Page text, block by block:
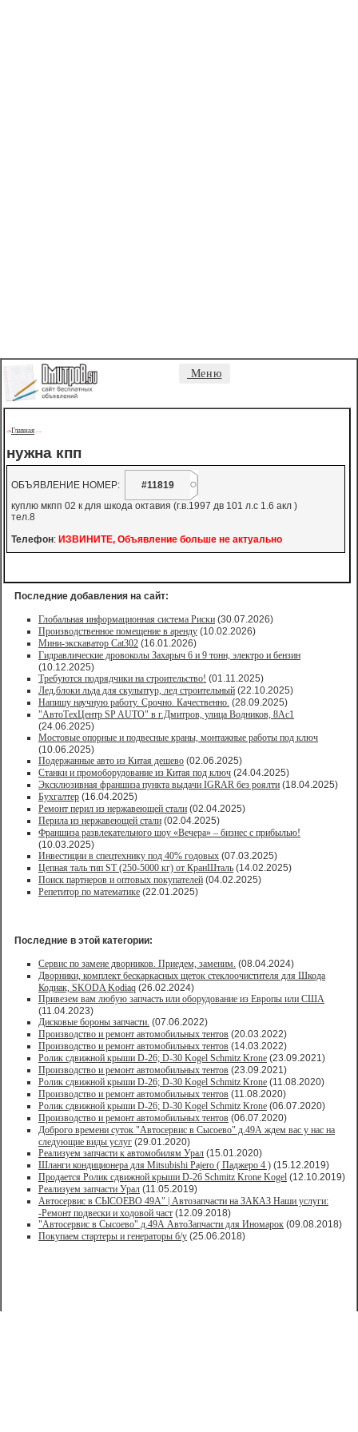
Меню
->Главная - -
нужна кпп
ОБЪЯВЛЕНИЕ НОМЕР:
#11819
куплю мкпп 02 к для шкода октавия (г.в.1997 дв 101 л.с 1.6 акл )
тел.8
Телефон: ИЗВИНИТЕ, Объявление больше не актуально
Последние добавления на сайт:
Глобальная информационная система Риски (30.07.2026)
Производственное помещение в аренду (10.02.2026)
Мини-экскаватор Cat302 (16.01.2026)
Гидравлические дровоколы Захарыч 6 и 9 тонн, электро и бензин
(10.12.2025)
Требуются подрядчики на строительство! (01.11.2025)
Лед,блоки льда для скульптур, лед строительный (22.10.2025)
Напишу научную работу. Срочно. Качественно. (28.09.2025)
"АвтоТехЦентр SP AUTO" в г.Дмитров, улица Водников, 8Ас1
(24.06.2025)
Мостовые опорные и подвесные краны, монтажные работы под ключ
(10.06.2025)
Подержанные авто из Китая дешево (02.06.2025)
Станки и промоборудование из Китая под ключ (24.04.2025)
Эксклюзивная франшиза пункта выдачи IGRAR без роялти (18.04.2025)
Бухгалтер (16.04.2025)
Ремонт перил из нержавеющей стали (02.04.2025)
Перила из нержавеющей стали (02.04.2025)
Франшиза развлекательного шоу «Вечера» – бизнес с прибылью!
(10.03.2025)
Инвестиции в спецтехнику под 40% годовых (07.03.2025)
Цепная таль тип ST (250-5000 кг) от КранШталь (14.02.2025)
Поиск партнеров и оптовых покупателей (04.02.2025)
Репетитор по математике (22.01.2025)
Последние в этой категории:
Сервис по замене дворников. Приедем, заменим. (08.04.2024)
Дворники, комплект бескаркасных щеток стеклоочистителя для Шкода
Кодиак, SKODA Kodiaq (26.02.2024)
Привезем вам любую запчасть или оборудование из Европы или США
(11.04.2023)
Дисковые бороны запчасти. (07.06.2022)
Производство и ремонт автомобильных тентов (20.03.2022)
Производство и ремонт автомобильных тентов (14.03.2022)
Ролик сдвижной крыши D-26; D-30 Kogel Schmitz Krone (23.09.2021)
Производство и ремонт автомобильных тентов (23.09.2021)
Ролик сдвижной крыши D-26; D-30 Kogel Schmitz Krone (11.08.2020)
Производство и ремонт автомобильных тентов (11.08.2020)
Ролик сдвижной крыши D-26; D-30 Kogel Schmitz Krone (06.07.2020)
Производство и ремонт автомобильных тентов (06.07.2020)
Доброго времени суток "Автосервис в Сысоево" д.49А ждем вас у нас на
следующие виды услуг (29.01.2020)
Реализуем запчасти к автомобилям Урал (15.01.2020)
Шланги кондиционера для Mitsubishi Pajero ( Паджеро 4 ) (15.12.2019)
Продается Ролик сдвижной крыши D-26 Schmitz Krone Kogel (12.10.2019)
Реализуем запчасти Урал (11.05.2019)
Автосервис в СЫСОЕВО 49А" | Автозапчасти на ЗАКАЗ Наши услуги:
-Ремонт подвески и ходовой част (12.09.2018)
"Автосервис в Сысоево" д.49А АвтоЗапчасти для Иномарок (09.08.2018)
Покупаем стартеры и генераторы б/у (25.06.2018)